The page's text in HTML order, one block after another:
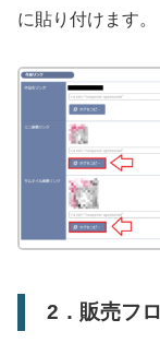
に貼り付けます。
2．販売フ